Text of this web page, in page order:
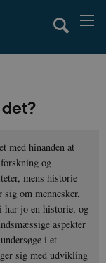
med hinanden at
og
mens historie
om mennesker,
har jo en historie, og
aspekter
i et
sig med udvikling